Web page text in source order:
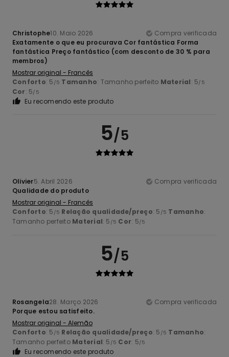
Christophe10. Maio 2026
Compra verificada
Exatamente o que eu procurava Cor fantástica Forma
fantástica Preço fantástico (com desconto de 30 % para
membros)
Mostrar original - Francês
Conforto: 5 /5 Tamanho: Tamanho perfeito Material: 5/5
Cor: 5/5
Eu recomendo este produto
5/5
Olivier5. Abril 2026
Compra verificada
Qualidade do produto
Mostrar original - Francês
Conforto: 5 /5 Relação qualidade/preço: 5 /5 Tamanho:
Tamanho perfeito Material: 5 /5 Cor: 5/5
5/5
Rosangela28. Março 2026
Compra verificada
Porque estou satisfeito.
Mostrar original - Alemão
Conforto: 5 /5 Relação qualidade/preço: 5 /5 Tamanho:
Tamanho perfeito Material: 5 /5 Cor: 5/5
Eu recomendo este produto